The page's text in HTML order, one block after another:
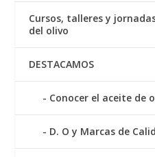
Cursos, talleres y
del olivo
DESTACAMOS
Conocer el aceite de
D. O y Marcas de